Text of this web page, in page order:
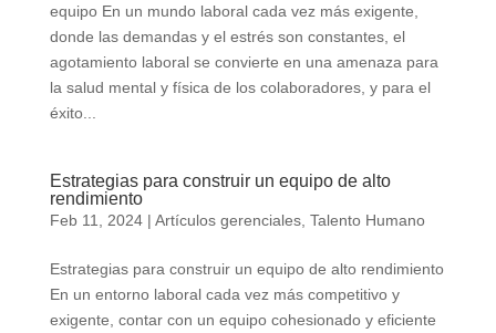
equipo En un mundo laboral cada vez más exigente,
donde las demandas y el estrés son constantes, el
agotamiento laboral se convierte en una amenaza para
la salud mental y física de los colaboradores, y para el
éxito...
Estrategias para construir un equipo de alto
rendimiento
Feb 11, 2024| Artículos gerenciales, Talento Humano
Estrategias para construir un equipo de alto rendimiento
En un entorno laboral cada vez más competitivo y
exigente, contar con un equipo cohesionado y eficiente